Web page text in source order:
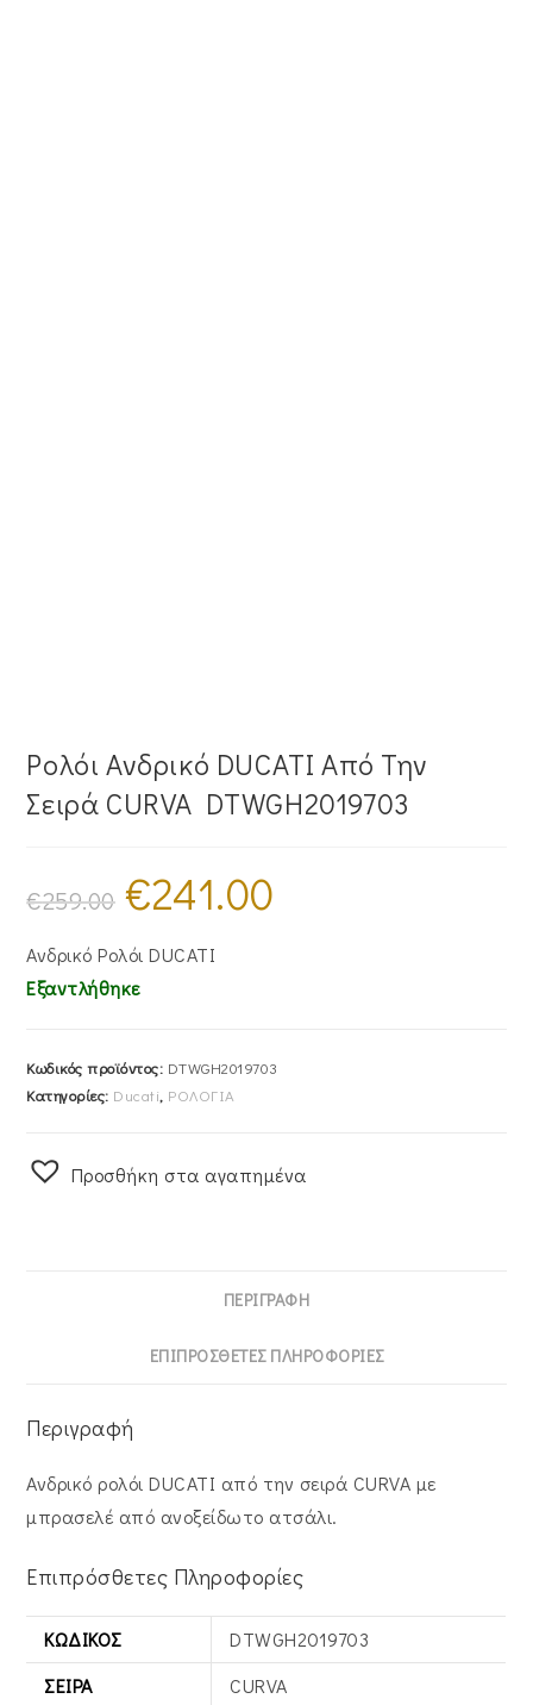
Ρολόι Ανδρικό DUCATI Από Την
Σειρά CURVA DTWGH2019703
€259.00
Original
price
was:
€241.00
Ανδρικό Ρολόι DUCATI
Εξαντλήθηκε
Κωδικός προϊόντος: DTWGH2019703
Κατηγορίες: Ducati, ΡΟΛΟΓΙΑ
Προσθήκη στα αγαπημένα
ΠΕΡΙΓΡΑΦΉ
ΕΠΙΠΡΌΣΘΕΤΕΣ ΠΛΗΡΟΦΟΡΊΕΣ
Περιγραφή
Ανδρικό ρολόι DUCATI από την σειρά CURVA με
μπρασελέ από ανοξείδωτο ατσάλι.
Επιπρόσθετες Πληροφορίες
ΚΩΔΙΚΌΣ
DTWGH2019703
ΣΕΙΡΆ
CURVA